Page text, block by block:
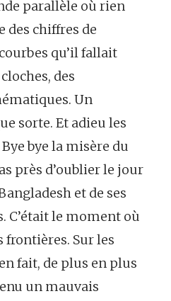
parallèle où rien
des chiffres de
qu’il fallait
des
Un
sorte. Et adieu les
bye la misère du
près d’oublier le jour
et de ses
C’était le moment où
frontières. Sur les
fait, de plus en plus
un mauvais